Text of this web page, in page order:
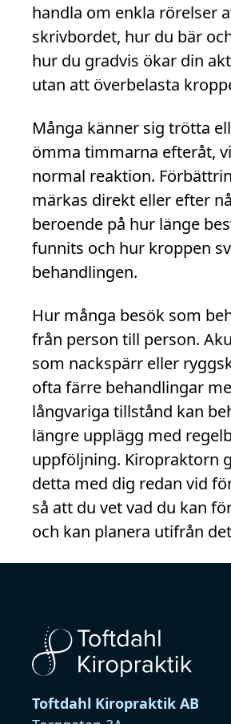
handla om enkla rörelser
skrivbordet, hur du bär
hur du gradvis ökar din
utan att överbelasta
Många känner sig trötta
ömma timmarna efteråt,
normal reaktion.
märkas direkt eller efter
beroende på hur länge
funnits och hur kroppen
behandlingen.
Hur många besök som
från person till person.
som nackspärr eller
ofta färre behandlingar
långvariga tillstånd kan
längre upplägg med
uppföljning. Kiropraktorn
detta med dig redan vid
så att du vet vad du kan
och kan planera utifrån
Toftdahl Kiropraktik AB